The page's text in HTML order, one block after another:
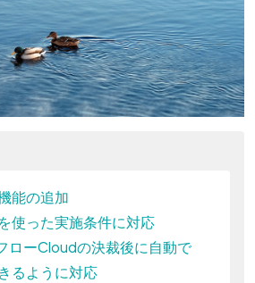
能の追加
使った実施条件に対応
ーCloudの決裁後に自動で
るように対応